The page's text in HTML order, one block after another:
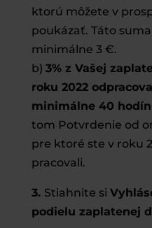
ktorú môžete v
poukázať. Táto
minimálne 3 €.
b) 3% z Vašej
roku 2022
minimálne 40 hodín
tom Potvrdenie od
pre ktoré ste v roku
pracovali.
3. Stiahnite si
podielu zaplatenej